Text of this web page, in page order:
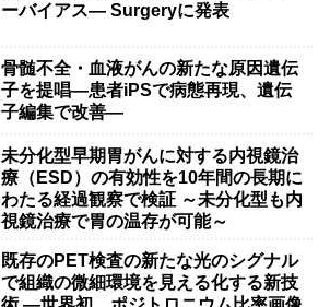
ーバイアス— Surgeryに発表
骨髄不全・血液がんの新たな原因遺伝
子を提唱―患者iPSで病態再現、遺伝
子編集で改善―
未分化型早期胃がんに対する内視鏡治
療（ESD）の有効性を10年間の長期に
わたる経過観察で検証 ～未分化型も内
視鏡治療で胃の温存が可能～
既存のPET検査の新たな光のシグナル
で組織の微細環境を見える化する新技